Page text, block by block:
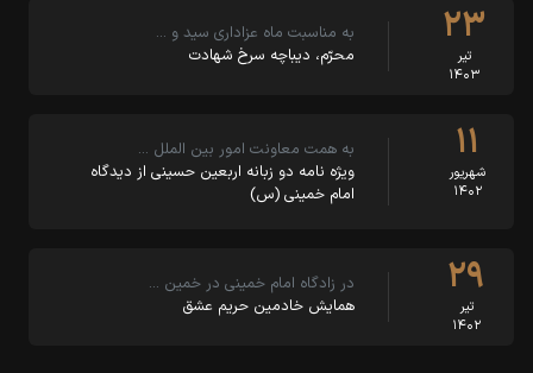
۲۳
تیر
۱۴۰۳
به مناسبت ماه عزاداری سید و …
‏‏محرّم، دیباچه سرخ شهادت
۱۱
شهریور
۱۴۰۲
به همت معاونت امور بین الملل …
ویژه نامه دو زبانه اربعین حسینی از دیدگاه
امام خمینی (س)
۲۹
تیر
۱۴۰۲
در زادگاه امام خمینی در خمین …
همایش خادمین حریم عشق